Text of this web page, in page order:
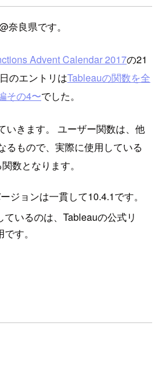
奈良県です。
Advent Calendar 2017の21
のエントリはTableauの関数を全
その4〜でした。
いきます。 ユーザー関数は、他
るもので、実際に使用している
数となります。
ジョンは一貫して10.4.1です。
いるのは、Tableauの公式リ
す。